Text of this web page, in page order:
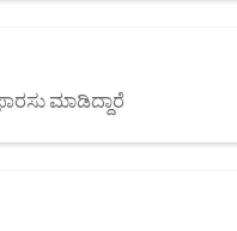
ಮಾಡಿದ್ದಾರೆ